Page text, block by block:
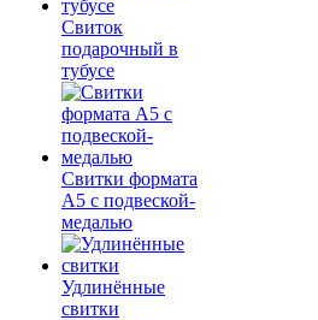
Свиток
подарочный в
тубусе
Свитки формата
А5 с подвеской-
медалью
Удлинённые
свитки